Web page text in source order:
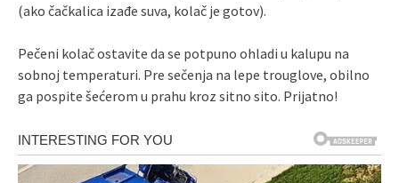
(ako čačkalica izađe suva, kolač je gotov).
Pečeni kolač ostavite da se potpuno ohladi u kalupu na
sobnoj temperaturi. Pre sečenja na lepe trouglove, obilno
ga pospite šećerom u prahu kroz sitno sito. Prijatno!